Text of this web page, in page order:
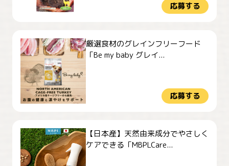
応募する
厳選食材のグレインフリーフード
「Be my baby グレイ...
応募する
【日本産】天然由来成分でやさしく
ケアできる「MBPLCare...